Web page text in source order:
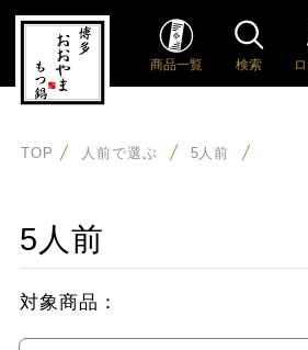
商品一覧 検索
TOP 人前で選ぶ 5人前
5人前
対象商品：